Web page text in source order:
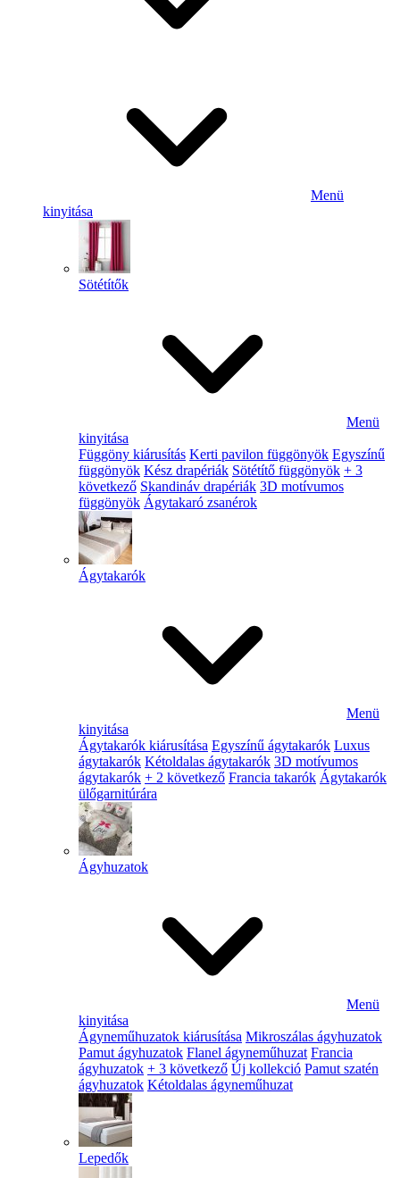
Menü
kinyitása
Sötétítők
Menü
kinyitása
Függöny kiárusítás Kerti pavilon függönyök Egyszínű
függönyök Kész drapériák Sötétítő függönyök + 3
következő Skandináv drapériák 3D motívumos
függönyök Ágytakaró zsanérok
Ágytakarók
Menü
kinyitása
Ágytakarók kiárusítása Egyszínű ágytakarók Luxus
ágytakarók Kétoldalas ágytakarók 3D motívumos
ágytakarók + 2 következő Francia takarók Ágytakarók
ülőgarnitúrára
Ágyhuzatok
Menü
kinyitása
Ágyneműhuzatok kiárusítása Mikroszálas ágyhuzatok
Pamut ágyhuzatok Flanel ágyneműhuzat Francia
ágyhuzatok + 3 következő Új kollekció Pamut szatén
ágyhuzatok Kétoldalas ágyneműhuzat
Lepedők